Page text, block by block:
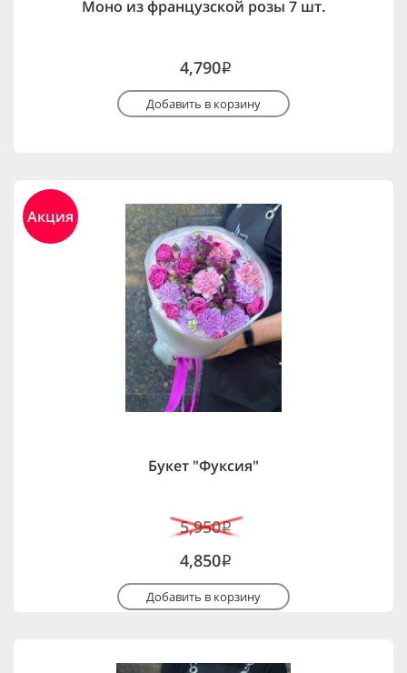
Моно из французской розы 7 шт.
4,790i
Добавить в корзину
Акция
Букет "Фуксия"
5,950i
4,850i
Добавить в корзину